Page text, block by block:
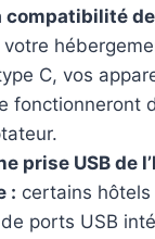
compatibilité
votre
C, vos
fonctionneront
prise USB de
: certains hôtels
ports USB